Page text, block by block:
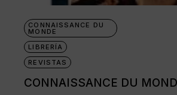
CONNAISSANCE DU
MONDE
LIBRERÍA
REVISTAS
CONNAISSANCE DU